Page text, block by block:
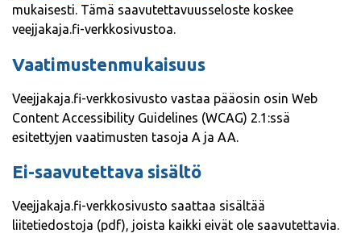
mukaisesti. Tämä saavutettavuusseloste koskee
veejjakaja.fi-verkkosivustoa.
Vaatimustenmukaisuus
Veejjakaja.fi-verkkosivusto vastaa pääosin osin Web
Content Accessibility Guidelines (WCAG) 2.1:ssä
esitettyjen vaatimusten tasoja A ja AA.
Ei-saavutettava sisältö
Veejjakaja.fi-verkkosivusto saattaa sisältää
liitetiedostoja (pdf), joista kaikki eivät ole saavutettavia.